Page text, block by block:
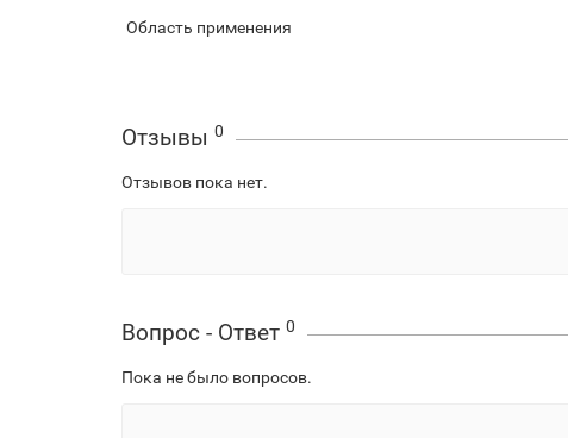
Область применения
Отзывы 0
Отзывов пока нет.
Вопрос - Ответ 0
Пока не было вопросов.